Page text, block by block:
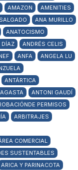
AMAZON
AMENITIES
ANA MURILLO
ANATOCISMO
DÍAZ
ANDRÉS CELIS
ANFA
ANGELA LU
ANTÁRTICA
ANTONI GAUDÍ
PERMISOS
ARBITRAJES
COMERCIAL
SUSTENTABLES
ARICA Y PARINACOTA